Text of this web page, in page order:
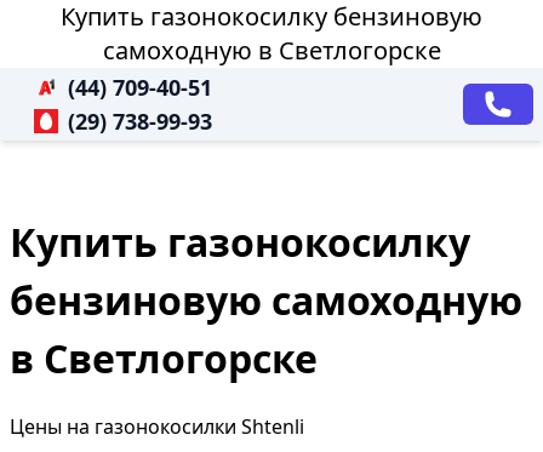
Купить газонокосилку бензиновую
самоходную в Светлогорске
(44) 709-40-51
(29) 738-99-93
Купить газонокосилку
бензиновую самоходную
в Светлогорске
Цены на газонокосилки Shtenli